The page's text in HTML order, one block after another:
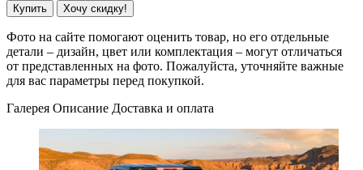
Купить Хочу скидку!
Фото на сайте помогают оценить товар, но его отдельные
детали – дизайн, цвет или комплектация – могут отличаться
от представленных на фото. Пожалуйста, уточняйте важные
для вас параметры перед покупкой.
Галерея Описание Доставка и оплата